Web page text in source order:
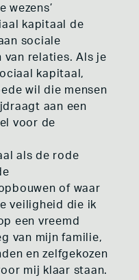
wezens’
kapitaal de
sociale
relaties. Als je
kapitaal,
wil die mensen
aan een
voor de
als de rode
of waar
veiligheid die ik
een vreemd
van mijn familie,
en zelfgekozen
mij klaar staan.